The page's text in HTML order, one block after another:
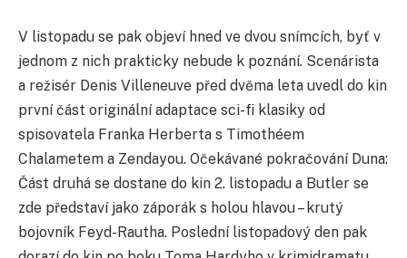
V listopadu se pak objeví hned ve dvou snímcích, byť v
jednom z nich prakticky nebude k poznání. Scenárista
a režisér Denis Villeneuve před dvěma leta uvedl do kin
první část originální adaptace sci-fi klasiky od
spisovatela Franka Herberta s Timothéem
Chalametem a Zendayou. Očekávané pokračování Duna:
Část druhá se dostane do kin 2. listopadu a Butler se
zde představí jako záporák s holou hlavou – krutý
bojovník Feyd-Rautha. Poslední listopadový den pak